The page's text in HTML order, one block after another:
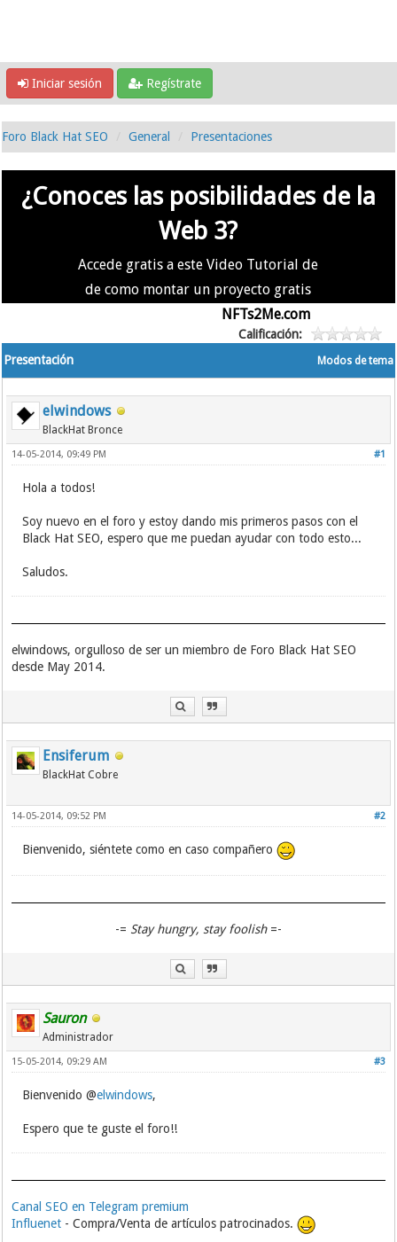
Iniciar sesión Regístrate
Foro Black Hat SEO General Presentaciones
¿Conoces las posibilidades de la
Web 3?
Accede gratis a este Video Tutorial de
de como montar un proyecto gratis
NFTs2Me.com
Calificación:
Modos de tema
Presentación
elwindows
BlackHat Bronce
#1
14-05-2014, 09:49 PM
Hola a todos!
Soy nuevo en el foro y estoy dando mis primeros pasos con el
Black Hat SEO, espero que me puedan ayudar con todo esto...
Saludos.
elwindows, orgulloso de ser un miembro de Foro Black Hat SEO
desde May 2014.
Ensiferum
BlackHat Cobre
#2
14-05-2014, 09:52 PM
Bienvenido, siéntete como en caso compañero
-= Stay hungry, stay foolish=-
Sauron
Administrador
#3
15-05-2014, 09:29 AM
Bienvenido @elwindows,
Espero que te guste el foro!!
Canal SEO en Telegram premium
Influenet - Compra/Venta de artículos patrocinados.